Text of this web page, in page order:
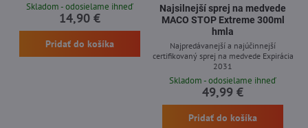
Skladom - odosielame ihneď
14,90 €
Pridať do košíka
Najsilnejší sprej na medvede
MACO STOP Extreme 300ml
hmla
Najpredávanejší a najúčinnejší
certifikovaný sprej na medvede Expirácia
2031
Skladom - odosielame ihneď
49,99 €
Pridať do košíka